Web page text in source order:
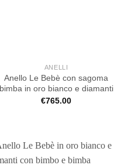
ANELLI
Anello Le Bebè con sagoma
in oro bianco e diamanti
€765.00